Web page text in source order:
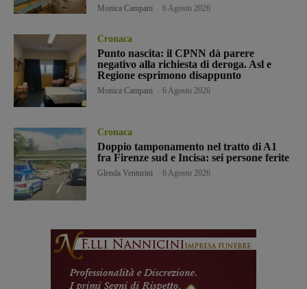
Monica Campani 6 Agosto 2026
Cronaca
Punto nascita: il CPNN dà parere
negativo alla richiesta di deroga. Asl e
Regione esprimono disappunto
Monica Campani 6 Agosto 2026
Cronaca
Doppio tamponamento nel tratto di A1
fra Firenze sud e Incisa: sei persone ferite
Glenda Venturini 6 Agosto 2026